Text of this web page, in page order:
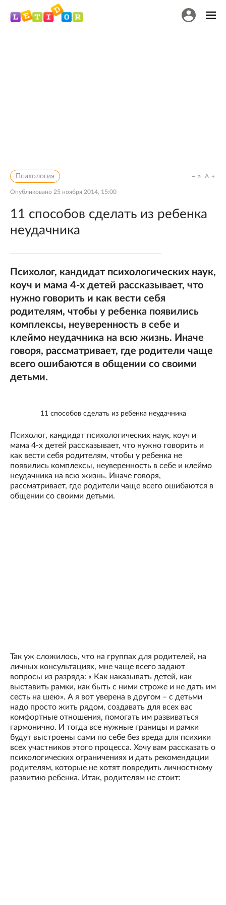
Психология
Опубликовано 25 ноября 2014, 15:00
a A
11 способов сделать из ребенка
неудачника
Психолог, кандидат психологических наук,
коуч и мама 4-х детей рассказывает, что
нужно говорить и как вести себя
родителям, чтобы у ребенка появились
комплексы, неуверенность в себе и
клеймо неудачника на всю жизнь. Иначе
говоря, рассматривает, где родители чаще
всего ошибаются в общении со своими
детьми.
11 способов сделать из ребенка неудачника
Психолог, кандидат психологических наук, коуч и
мама 4-х детей рассказывает, что нужно говорить и
как вести себя родителям, чтобы у ребенка не
появились комплексы, неуверенность в себе и клеймо
неудачника на всю жизнь. Иначе говоря,
рассматривает, где родители чаще всего ошибаются в
общении со своими детьми.
Так уж сложилось, что на группах для родителей, на
личных консультациях, мне чаще всего задают
вопросы из разряда: « Как наказывать детей, как
выставить рамки, как быть с ними строже и не дать им
сесть на шею». А я вот уверена в другом – с детьми
надо просто жить рядом, создавать для всех вас
комфортные отношения, помогать им развиваться
гармонично. И тогда все нужные границы и рамки
будут выстроены сами по себе без вреда для психики
всех участников этого процесса. Хочу вам рассказать о
психологических ограничениях и дать рекомендации
родителям, которые не хотят повредить личностному
развитию ребенка. Итак, родителям не стоит: